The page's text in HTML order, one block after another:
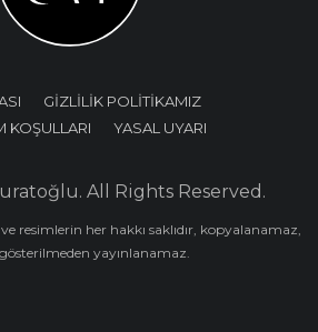
GİZLİLİK POLİTİKAMIZ
KOŞULLARI
YASAL UYARI
All Rights Reserved.
resimlerin her hakkı saklıdır, kopyalanamaz,
yayınlanamaz.